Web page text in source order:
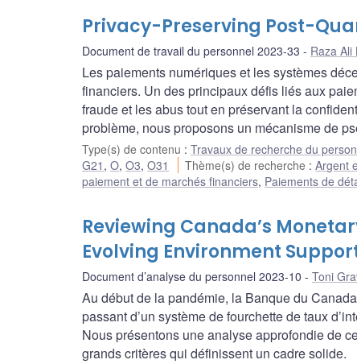
Privacy-Preserving Post-
Document de travail du personnel 2023-33 Raza Ali
Les paiements numériques et les systèmes
financiers. Un des principaux défis liés aux
fraude et les abus tout en préservant la
problème, nous proposons un mécanisme de
Type(s) de contenu : Travaux de recherche du
G21 , O, O3, O31 Thème(s) de recherche :Argent
paiement et de marchés financiers, Paiements de
Reviewing Canada’s
Evolving Environment
Document d’analyse du personnel 2023-10 Toni
Au début de la pandémie, la Banque du
passant d’un système de fourchette de taux
Nous présentons une analyse approfondie de
grands critères qui définissent un cadre solide.